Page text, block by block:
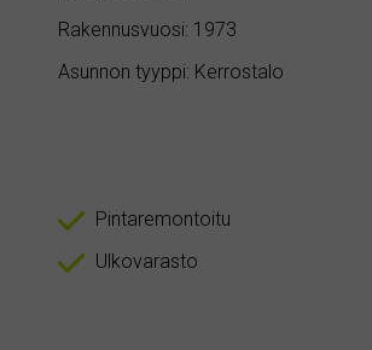
Rakennusvuosi: 1973
Asunnon tyyppi: Kerrostalo
Pintaremontoitu
Ulkovarasto